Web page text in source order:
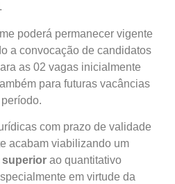
poderá permanecer vigente
a convocação de candidatos
as 02 vagas inicialmente
para futuras vacâncias
com prazo de validade
acabam viabilizando um
superior ao quantitativo
em virtude da